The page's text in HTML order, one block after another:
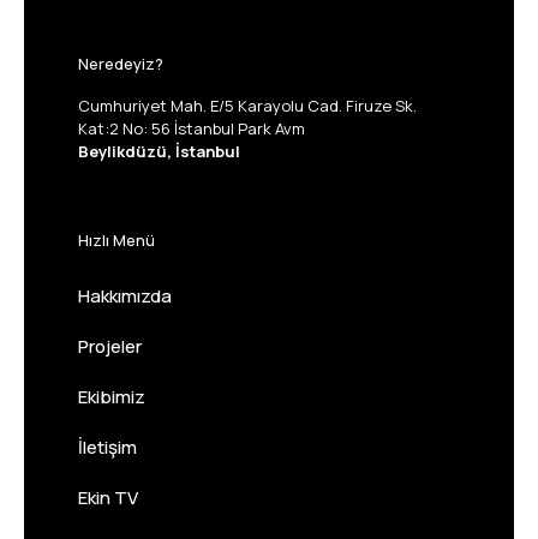
Neredeyiz?
Cumhuriyet Mah. E/5 Karayolu Cad. Firuze Sk.
Kat:2 No: 56 İstanbul Park Avm
Beylikdüzü, İstanbul
Hızlı Menü
Hakkımızda
Projeler
Ekibimiz
İletişim
Ekin TV